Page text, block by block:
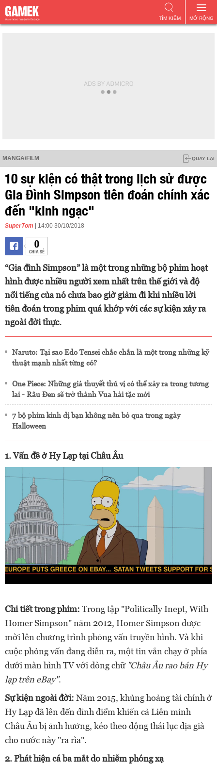
MỞ RỘNG
TÌM KIẾM
MANGA/FILM QUAY LẠI
10 sự kiện có thật trong lịch sử được
Gia Đình Simpson tiên đoán chính xác
đến "kinh ngạc"
SuperTom | 14:00 30/10/2018
0
CHIA SẺ
“Gia đình Simpson” là một trong những bộ phim hoạt
hình được nhiều người xem nhất trên thế giới và độ
nổi tiếng của nó chưa bao giờ giảm đi khi nhiều lời
tiên đoán trong phim quá khớp với các sự kiện xảy ra
ngoài đời thực.
Naruto: Tại sao Edo Tensei chắc chắn là một trong những kỹ
thuật mạnh nhất từng có?
One Piece: Những giả thuyết thú vị có thể xảy ra trong tương
lai - Râu Đen sẽ trở thành Vua hải tặc mới
7 bộ phim kinh dị bạn không nên bỏ qua trong ngày
Halloween
1. Vấn đề ở Hy Lạp tại Châu Âu
Chi tiết trong phim: Trong tập "Politically Inept, With
Homer Simpson" năm 2012, HomerSimpson được
mời lên chương trình phỏng vấn truyền hình. Và khi
cuộc phỏng vấn đang diễn ra, một tin vắn chạy ở phía
dưới màn hình TV với dòng chữ"Châu Âu rao bán Hy
lạp trên eBay".
Sự kiện ngoài đời: Năm 2015, khủng hoảng tài chính ở
Hy Lạp đã lên đến đỉnh điểm khiến cả Liên minh
Châu Âu bị ảnh hưởng, kéo theo động thái lục địa già
cho nước này "ra rìa".
2.Phát hiện cá ba mắt do nhiễm phóng xạ